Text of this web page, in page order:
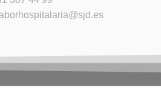
laborhospitalaria@sjd.es